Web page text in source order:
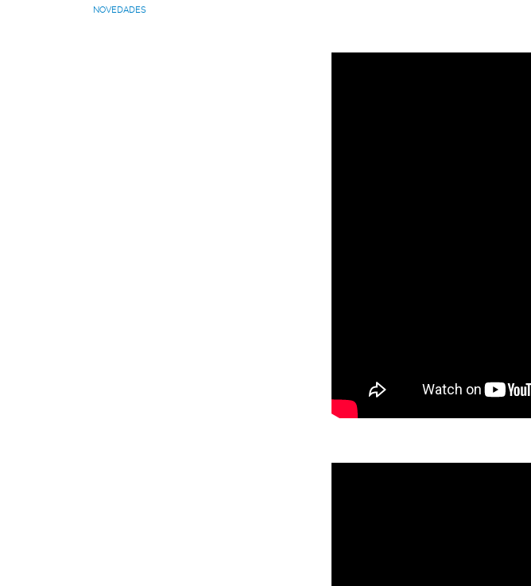
NOVEDADES